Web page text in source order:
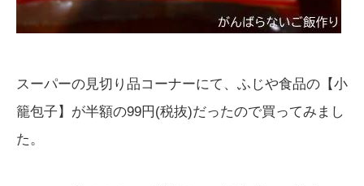
スーパーの見切り品コーナーにて、ふじや食品の【小
籠包子】が半額の99円(税抜)だったので買ってみまし
た。